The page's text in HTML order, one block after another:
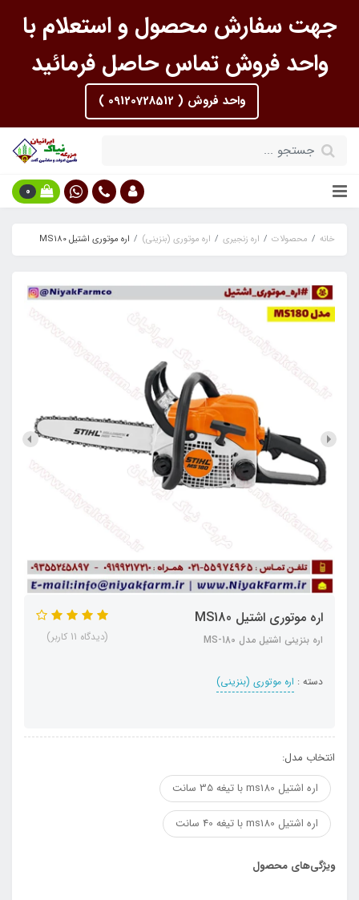
جهت سفارش محصول و استعلام با
واحد فروش تماس حاصل فرمائید
واحد فروش ( 09120728512 )
0
خانه محصولات اره زنجیری اره موتوری (بنزینی) اره موتوری اشتیل MS180
اره موتوری اشتیل MS180
اره بنزینی اشتیل مدل MS-180
دسته : اره موتوری (بنزینی)
(دیدگاه 11 کاربر)
انتخاب مدل:
اره اشتیل ms180 با تیغه 35 سانت
اره اشتیل ms180 با تیغه 40 سانت
ویژگی‌های محصول